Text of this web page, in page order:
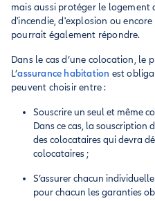
mais aussi protéger le logement
d'incendie, d'explosion ou
pourrait également répondre.
Dans le cas d’une colocation, le
L’assurance habitation est
peuvent choisir entre :
Souscrire un seul et même
Dans ce cas, la souscription
des colocataires qui devra
colocataires ;
S’assurer chacun
pour chacun les garanties